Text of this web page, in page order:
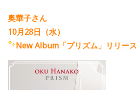
奥華子さん
10月28日（水）
New Album「プリズム」リリース